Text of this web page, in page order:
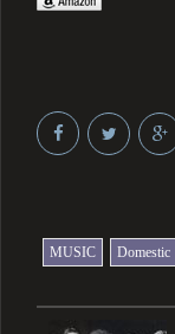
MUSIC Domestic